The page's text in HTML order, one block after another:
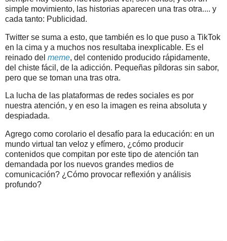
simple movimiento, las historias aparecen una tras otra.... y
cada tanto: Publicidad.
Twitter se suma a esto, que también es lo que puso a TikTok
en la cima y a muchos nos resultaba inexplicable. Es el
reinado del meme, del contenido producido rápidamente,
del chiste fácil, de la adicción. Pequeñas píldoras sin sabor,
pero que se toman una tras otra.
La lucha de las plataformas de redes sociales es por
nuestra atención, y en eso la imagen es reina absoluta y
despiadada.
Agrego como corolario el desafío para la educación: en un
mundo virtual tan veloz y efímero, ¿cómo producir
contenidos que compitan por este tipo de atención tan
demandada por los nuevos grandes medios de
comunicación? ¿Cómo provocar reflexión y análisis
profundo?